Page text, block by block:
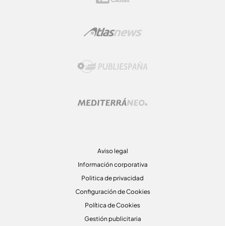
Aviso legal
Información corporativa
Politica de privacidad
Configuración de Cookies
Política de Cookies
Gestión publicitaria